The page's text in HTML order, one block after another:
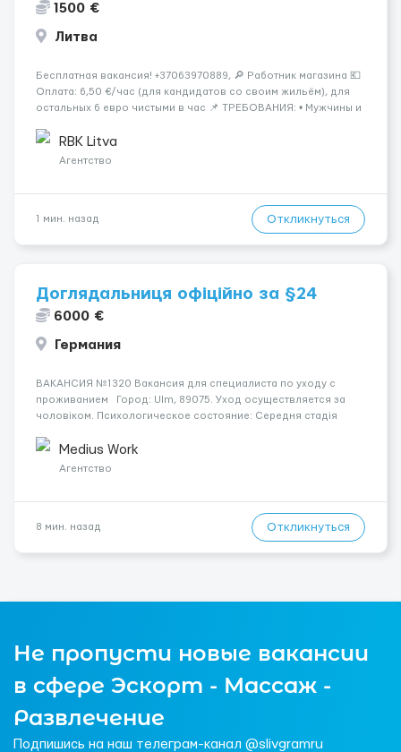
1500 €
Литва
Бесплатная вакансия! +37063970889, 🔎 Работник магазина 💶
Оплата: 6,50 €/час (для кандидатов со своим жильём), для
остальных 6 евро чистыми в час 📌 ТРЕБОВАНИЯ: • Мужчины и
работать • Готовность работать в ...
RBK Litva
Агентство
1 мин. назад Откликнуться
Доглядальниця офіційно за §24
6000 €
Германия
ВАКАНСИЯ №1320 Вакансия для специалиста по уходу с
проживанием Город: Ulm, 89075. Уход осуществляется за
чоловіком. Психологическое состояние: Середня стадія
допомога при переміщенні). Ночью пациент: Спить не пр...
Medius Work
Агентство
8 мин. назад Откликнуться
Не пропусти новые вакансии
в сфере Эскорт - Массаж -
Развлечение
Подпишись на наш телеграм-канал @slivgramru